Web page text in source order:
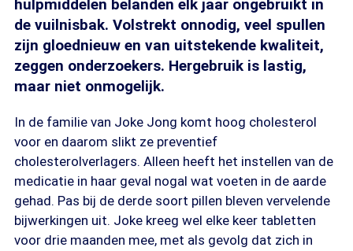
hulpmiddelen belanden elk jaar ongebruikt in
de vuilnisbak. Volstrekt onnodig, veel spullen
zijn gloednieuw en van uitstekende kwaliteit,
zeggen onderzoekers. Hergebruik is lastig,
maar niet onmogelijk.
In de familie van Joke Jong komt hoog cholesterol
voor en daarom slikt ze preventief
cholesterolverlagers. Alleen heeft het instellen van de
medicatie in haar geval nogal wat voeten in de aarde
gehad. Pas bij de derde soort pillen bleven vervelende
bijwerkingen uit. Joke kreeg wel elke keer tabletten
voor drie maanden mee, met als gevolg dat zich in